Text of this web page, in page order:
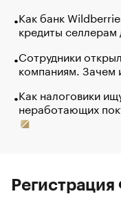
Как банк
кредиты селлерам
Сотрудники
компаниям. Зачем
Как налоговики
неработающих